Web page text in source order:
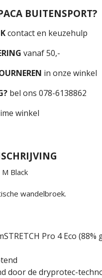
BUITENSPORT?
contact en keuzehulp
vanaf 50,-
in onze winkel
bel ons 078-6138862
winkel
Black
wandelbroek.
Pro 4 Eco (88%
door de dryprotec-